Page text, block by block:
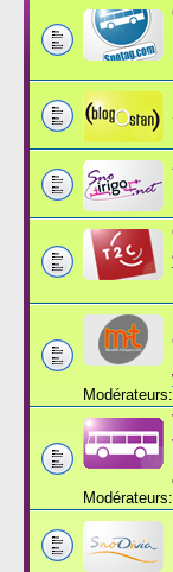
Modérateurs:
Modérateurs: